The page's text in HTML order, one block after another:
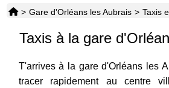
> Gare d'Orléans les Aubrais > Taxis
Taxis à la gare
T'arrives à la gare d'Orléans les
tracer rapidement au centre